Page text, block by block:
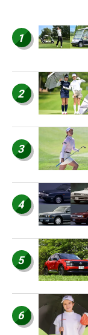
1
2
3
4
5
6